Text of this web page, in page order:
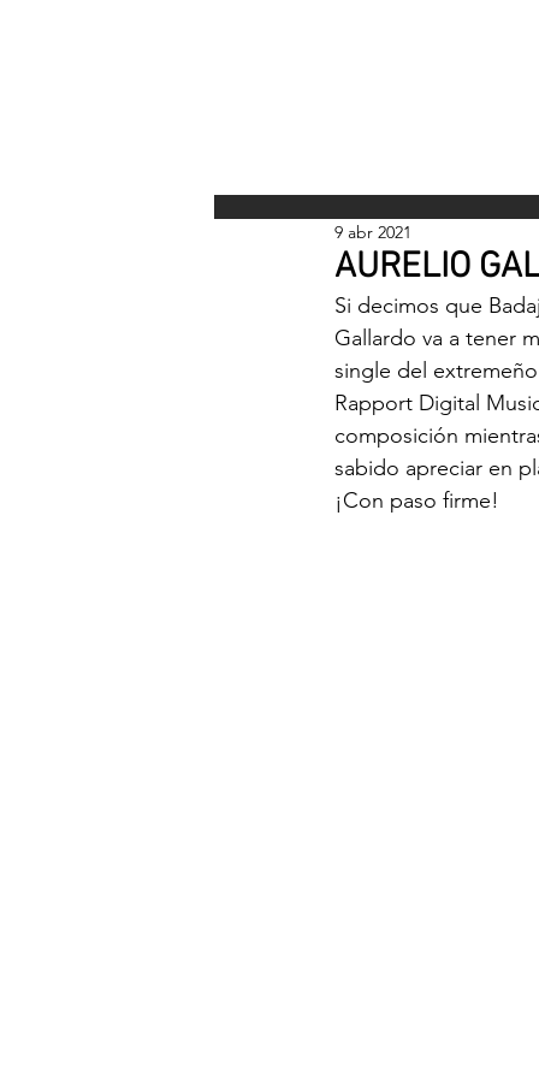
AURELIO
9 abr 2021
Si decimos que
Gallardo va a tener
single del
Rapport Digital
composición
sabido apreciar en
¡Con paso firme!